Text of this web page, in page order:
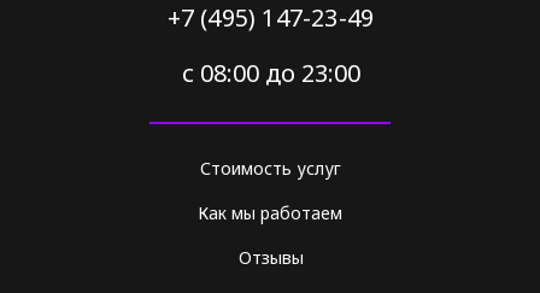
+7 (495) 147-23-49
с 08:00 до 23:00
Стоимость услуг
Отзывы
Как мы работаем